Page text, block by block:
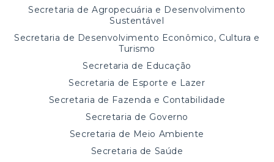
Secretaria de Agropecuária e Desenvolvimento
Sustentável
Secretaria de Desenvolvimento Econômico, Cultura e
Turismo
Secretaria de Educação
Secretaria de Esporte e Lazer
Secretaria de Fazenda e Contabilidade
Secretaria de Governo
Secretaria de Meio Ambiente
Secretaria de Saúde